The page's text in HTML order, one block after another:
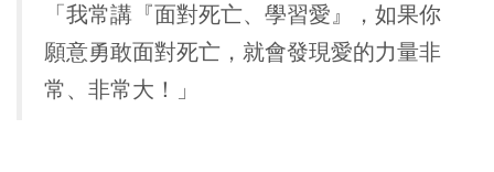
「我常講『面對死亡、學習愛』，如果你
願意勇敢面對死亡，就會發現愛的力量非
常、非常大！」